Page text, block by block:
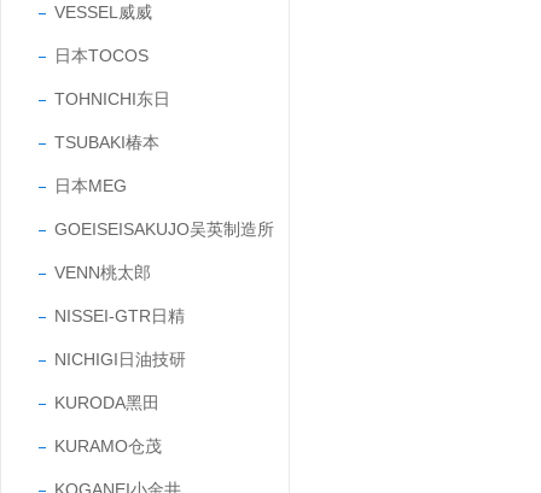
VESSEL威威
日本TOCOS
TOHNICHI东日
TSUBAKI椿本
日本MEG
GOEISEISAKUJO吴英制造所
VENN桃太郎
NISSEI-GTR日精
NICHIGI日油技研
KURODA黑田
KURAMO仓茂